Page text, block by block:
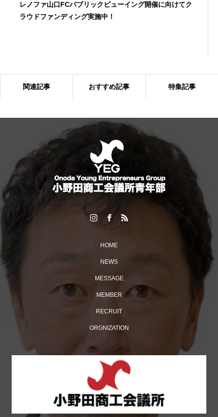
レノファ山口FCパブリックビューイング開催に向けてク
ラウドファンディング実施中！
「6団体親睦ゴルフ大会」を開催しました！
多くの来場者でにぎわった「おのだ七夕まつり」開催！
関連記事 おすすめ記事 特集記事
HOME
NEWS
MESSAGE
MEMBER
RECRUIT
ORGNIZATION